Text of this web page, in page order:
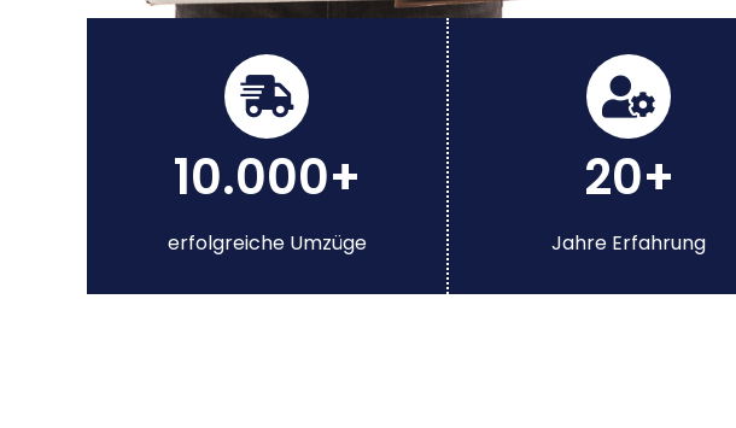
10.000+
erfolgreiche Umzüge
20+
Jahre Erfahrung